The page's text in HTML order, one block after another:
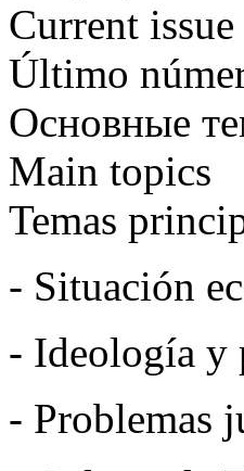
Current issue
Último
Основные
Main topics
Temas
- Situación
- Ideología y
- Problemas